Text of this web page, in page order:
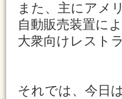
また、主にアメ
自動販売装置に
大衆向けレスト
それでは、今日